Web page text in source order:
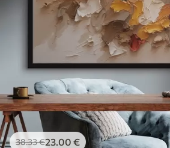
38.33€23.00 €